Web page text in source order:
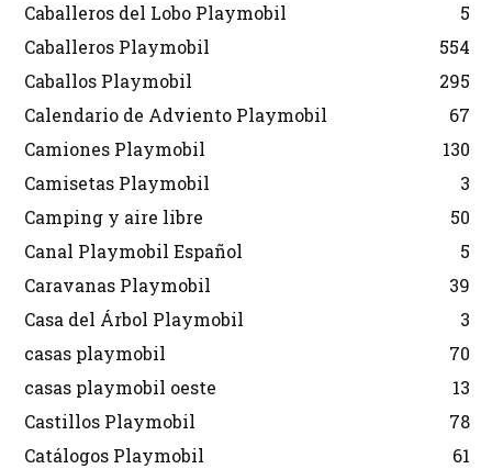
Caballeros del Lobo Playmobil
5
Caballeros Playmobil
554
Caballos Playmobil
295
Calendario de Adviento Playmobil
67
Camiones Playmobil
130
Camisetas Playmobil
3
Camping y aire libre
50
Canal Playmobil Español
5
Caravanas Playmobil
39
Casa del Árbol Playmobil
3
casas playmobil
70
casas playmobil oeste
13
Castillos Playmobil
78
Catálogos Playmobil
61